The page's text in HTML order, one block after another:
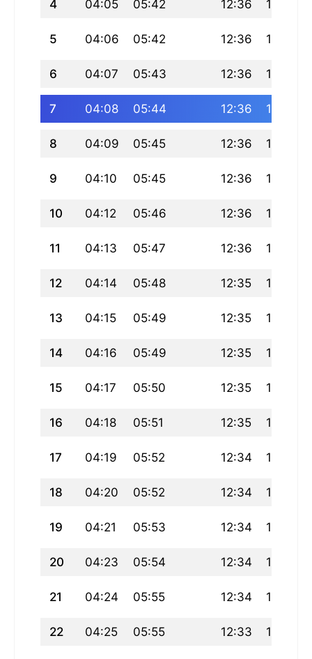
4 04:05 05:42 12:36 16:22
5 04:06 05:42 12:36 16:22
6 04:07 05:43 12:36 16:22
7 04:08 05:44 12:36 16:21
8 04:09 05:45 12:36 16:21
9 04:10 05:45 12:36 16:21
10 04:12 05:46 12:36 16:20
11 04:13 05:47 12:36 16:20
12 04:14 05:48 12:35 16:20
13 04:15 05:49 12:35 16:19
14 04:16 05:49 12:35 16:19
15 04:17 05:50 12:35 16:18
16 04:18 05:51 12:35 16:18
17 04:19 05:52 12:34 16:17
18 04:20 05:52 12:34 16:17
19 04:21 05:53 12:34 16:16
20 04:23 05:54 12:34 16:16
21 04:24 05:55 12:34 16:15
22 04:25 05:55 12:33 16:15